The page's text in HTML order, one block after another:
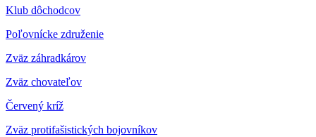
Klub dôchodcov
Poľovnícke združenie
Zväz záhradkárov
Zväz chovateľov
Červený kríž
Zväz protifašistických bojovníkov